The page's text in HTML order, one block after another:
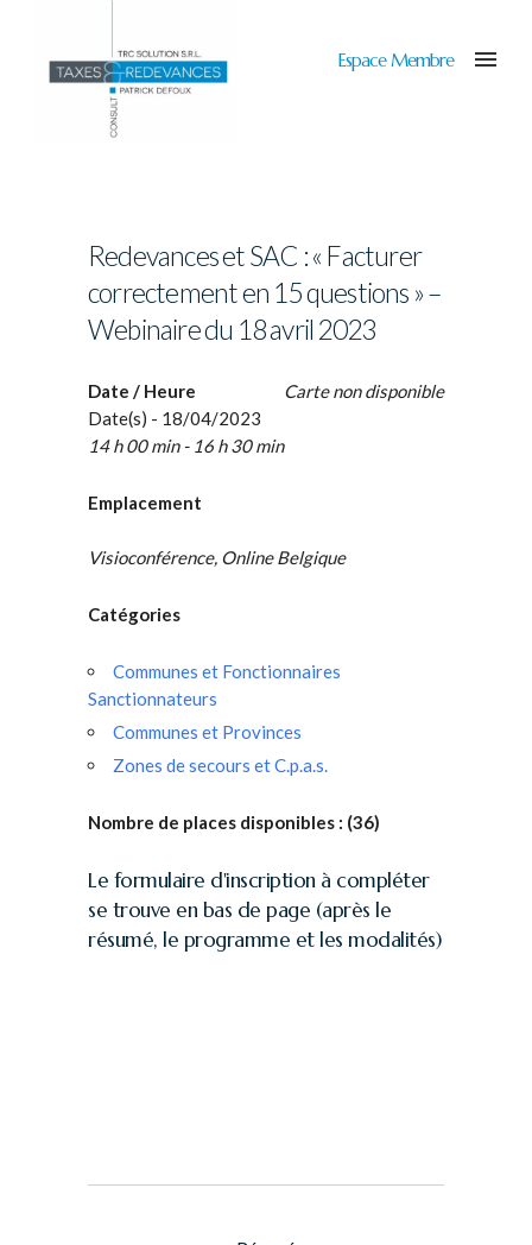
Espace Membre
Redevances et SAC : « Facturer
correctement en 15 questions » –
Webinaire du 18 avril 2023
Carte non disponible
Date / Heure
Date(s) - 18/04/2023
14 h 00 min - 16 h 30 min
Emplacement
Visioconférence, Online Belgique
Catégories
Communes et Fonctionnaires
Sanctionnateurs
Communes et Provinces
Zones de secours et C.p.a.s.
Nombre de places disponibles : (36)
Le formulaire d'inscription à compléter
se trouve en bas de page (après le
résumé, le programme et les modalités)